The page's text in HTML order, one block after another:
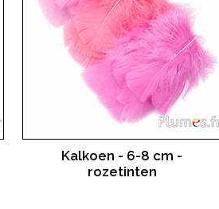
Kalkoen - 6-8 cm -
rozetinten